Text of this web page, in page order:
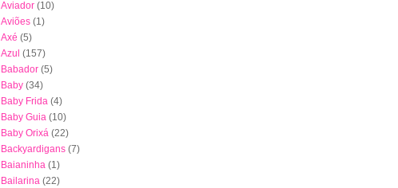
Aviador (10)
Aviões (1)
Axé (5)
Azul (157)
Babador (5)
Baby (34)
Baby Frida (4)
Baby Guia (10)
Baby Orixá (22)
Backyardigans (7)
Baianinha (1)
Bailarina (22)